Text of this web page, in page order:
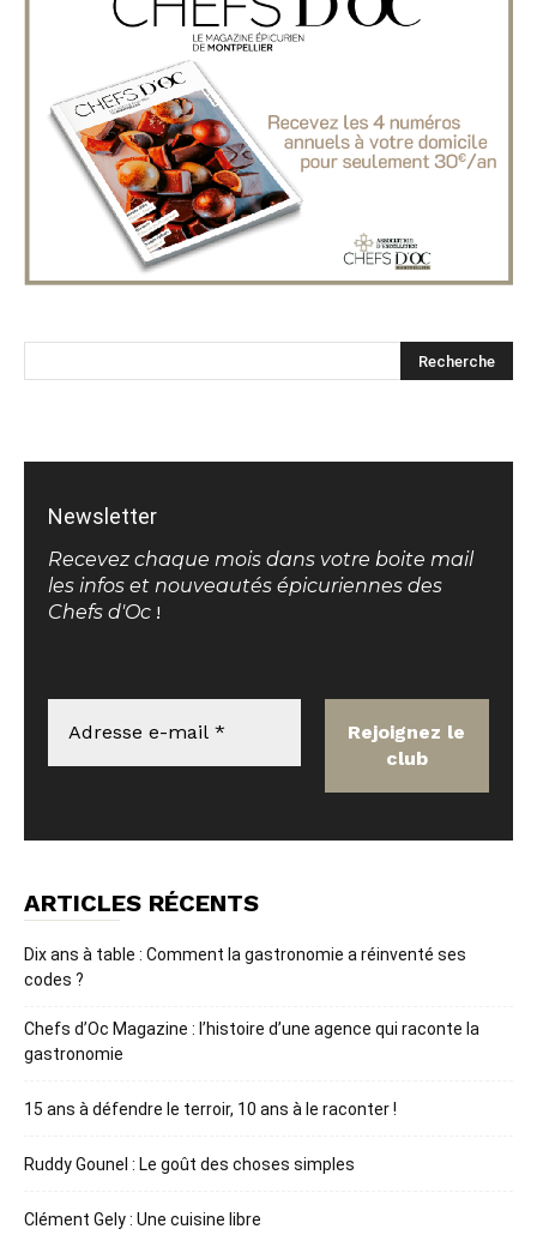
Newsletter
Recevez chaque mois dans votre boite mail
les infos et nouveautés épicuriennes des
Chefs d'Oc !
ARTICLES RÉCENTS
Dix ans à table : Comment la gastronomie a réinventé ses
codes ?
Chefs d’Oc Magazine : l’histoire d’une agence qui raconte la
gastronomie
15 ans à défendre le terroir, 10 ans à le raconter !
Ruddy Gounel : Le goût des choses simples
Clément Gely : Une cuisine libre